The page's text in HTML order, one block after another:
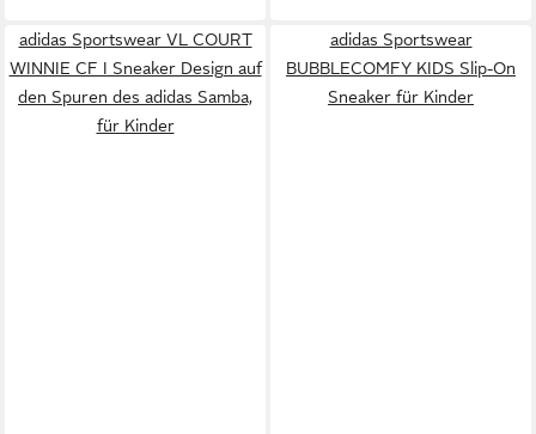
adidas Sportswear VL COURT
WINNIE CF I Sneaker Design auf
den Spuren des adidas Samba,
für Kinder
adidas Sportswear
BUBBLECOMFY KIDS Slip-On
Sneaker für Kinder